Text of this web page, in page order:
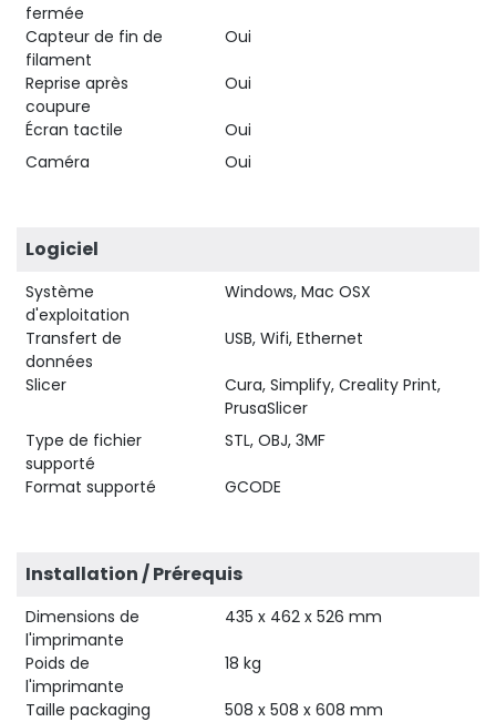
fermée
Capteur de fin de
filament
Oui
Reprise après
coupure
Oui
Écran tactile
Oui
Caméra
Oui
Logiciel
Système
d'exploitation
Windows, Mac OSX
Transfert de
données
USB, Wifi, Ethernet
Slicer
Cura, Simplify, Creality Print,
PrusaSlicer
Type de fichier
supporté
STL, OBJ, 3MF
Format supporté GCODE
Installation / Prérequis
Dimensions de
l'imprimante
435 x 462 x 526 mm
Poids de
l'imprimante
18 kg
Taille packaging
508 x 508 x 608 mm